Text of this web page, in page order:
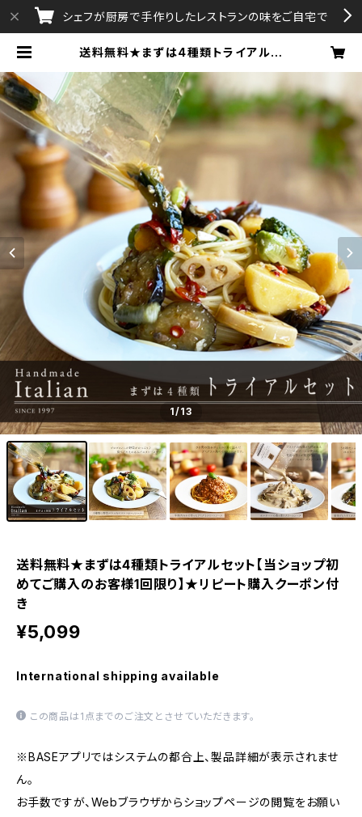
シェフが厨房で手作りしたレストランの味をご自宅で
送料無料★まずは4種類トライアルセ
様1回限り】★リピート購入クーポン付
き | aAttA・Gratissimo
1/13
送料無料★まずは4種類トライアルセット【当ショップ初
めてご購入のお客様1回限り】★リピート購入クーポン付
き
¥5,099
International shipping available
この商品は1点までのご注文とさせていただきます。
※BASEアプリではシステムの都合上、製品詳細が表示されませ
ん。
お手数ですが、Webブラウザからショップページの閲覧をお願い